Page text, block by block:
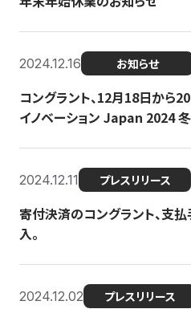
2024.12.16 お知らせ
コングラント、12月18日から
イノベーション Japan 2024
2024.12.11 プレスリリース
寄付決済のコングラント、支
入。
2024.12.02 プレスリリース